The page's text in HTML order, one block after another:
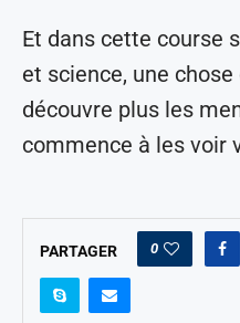
Et dans cette course
et science, une
découvre plus les
commence à les voir
PARTAGER 0